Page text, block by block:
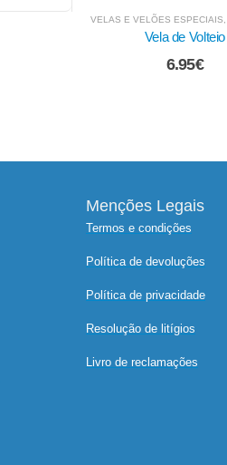
VELÕES DE ERVAS PARA
Velão Chama
9.90€
Menções Legais
Termos e condições
Política de devoluções
Política de privacidade
Resolução de litígios
Livro de reclamações